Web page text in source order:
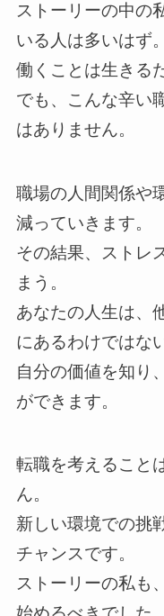
ストーリーの中の
いる人は多いはず。
働くことは生きる
でも、こんな辛い
はありません。
職場の人間関係や
減っていきます。
その結果、ストレ
まう。
あなたの人生は、
にあるわけではな
自分の価値を知り
ができます。
転職を考えること
ん。
新しい環境での挑
チャンスです。
ストーリーの私も